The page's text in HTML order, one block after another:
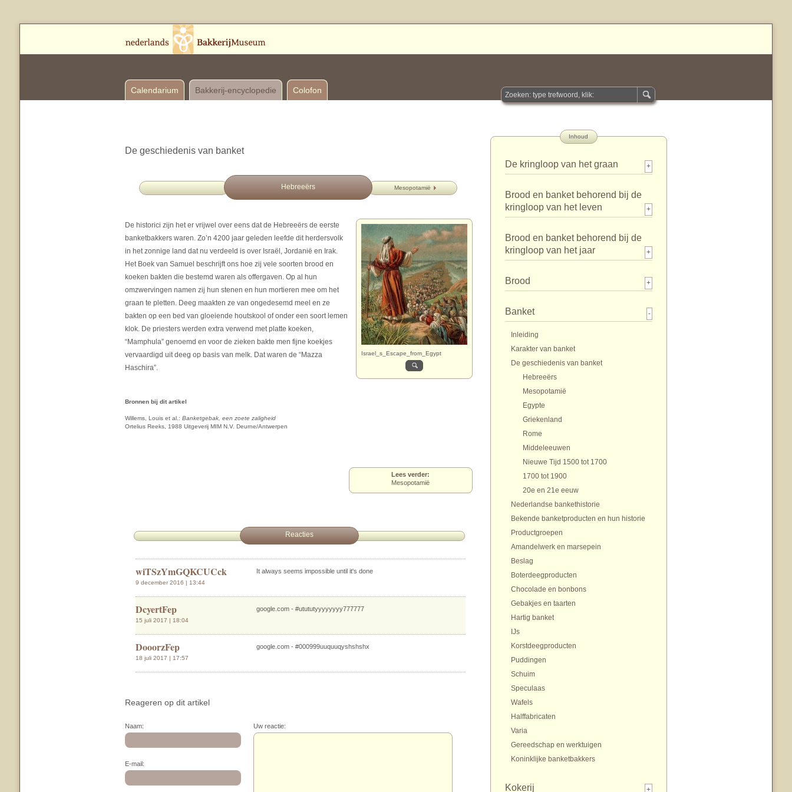
Calendarium Bakkerij-encyclopedie Colofon
De geschiedenis van banket
Mesopotamië
Hebreeërs
Israel_s_Escape_from_Egypt
De historici zijn het er vrijwel over eens dat de Hebreeërs de eerste
banketbakkers waren. Zo’n 4200 jaar geleden leefde dit herdersvolk
in het zonnige land dat nu verdeeld is over Israël, Jordanië en Irak.
Het Boek van Samuel beschrijft ons hoe zij vele soorten brood en
koeken bakten die bestemd waren als offergaven. Op al hun
omzwervingen namen zij hun stenen en hun mortieren mee om het
graan te pletten. Deeg maakten ze van ongedesemd meel en ze
bakten op een bed van gloeiende houtskool of onder een soort lemen
klok. De priesters werden extra verwend met platte koeken,
“Mamphula” genoemd en voor de zieken bakte men fijne koekjes
vervaardigd uit deeg op basis van melk. Dat waren de “Mazza
Haschira”.
Bronnen bij dit artikel
Willems, Louis et al.: Banketgebak, een zoete zaligheid
Ortelius Reeks, 1988 Uitgeverij MIM N.V. Deurne/Antwerpen
Lees verder:
Mesopotamië
Reacties
wiTSzYmGQKCUCck
9 december 2016 | 13:44
It always seems impossible until it's done
DcyertFep
15 juli 2017 | 18:04
google.com - #utututyyyyyyyy777777
DooorzFep
18 juli 2017 | 17:57
google.com - #000999uuquuqyshshshx
Reageren op dit artikel
Naam:
E-mail:
Uw reactie:
Inhoud
De kringloop van het graan +
Brood en banket behorend bij de
kringloop van het leven
+
Brood en banket behorend bij de
kringloop van het jaar
+
Brood +
Banket -
Inleiding
Karakter van banket
De geschiedenis van banket
Hebreeërs
Mesopotamië
Egypte
Griekenland
Rome
Middeleeuwen
Nieuwe Tijd 1500 tot 1700
1700 tot 1900
20e en 21e eeuw
Nederlandse bankethistorie
Bekende banketproducten en hun historie
Productgroepen
Amandelwerk en marsepein
Beslag
Boterdeegproducten
Chocolade en bonbons
Gebakjes en taarten
Hartig banket
IJs
Korstdeegproducten
Puddingen
Schuim
Speculaas
Wafels
Halffabricaten
Varia
Gereedschap en werktuigen
Koninklijke banketbakkers
Kokerij +